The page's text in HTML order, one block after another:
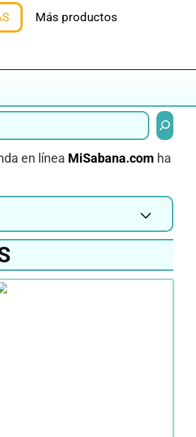
Más productos
Buscar
en línea MiSabana.com ha